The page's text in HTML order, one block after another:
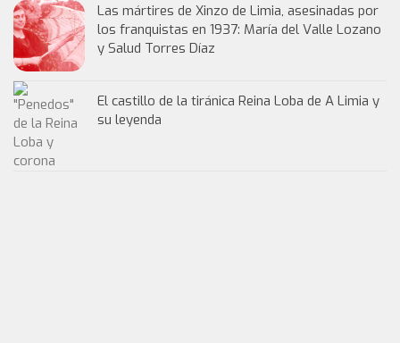
Las mártires de Xinzo de Limia, asesinadas por
los franquistas en 1937: María del Valle Lozano
y Salud Torres Díaz
El castillo de la tiránica Reina Loba de A Limia y
su leyenda